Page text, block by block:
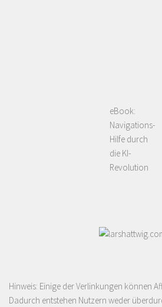
eBook:
Navigations-
Hilfe durch
die KI-
Revolution
Hinweis: Einige der Verlinkungen können
Dadurch entstehen Nutzern weder